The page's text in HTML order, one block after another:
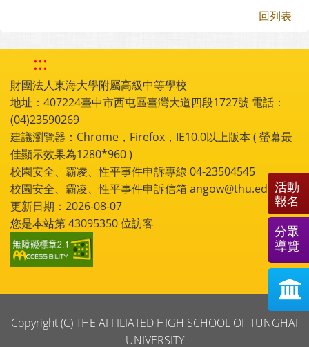
回列表
:::
財團法人東海大學附屬高級中等學校
地址：407224臺中市西屯區臺灣大道四段1727號 電話：
(04)23590269
建議瀏覽器：Chrome，Firefox，IE10.0以上版本 ( 螢幕最
佳顯示效果為1280*960 )
校園安全、霸凌、性平事件申訴專線 04-23504545
校園安全、霸凌、性平事件申訴信箱 angow@thu.edu.tw
更新日期：2026-08-07
您是本站第43095350位訪客
Copyright (C) THE AFFILIATED HIGH SCHOOL OF TUNGHAI
UNIVERSITY
活動
報名
分眾
導覽